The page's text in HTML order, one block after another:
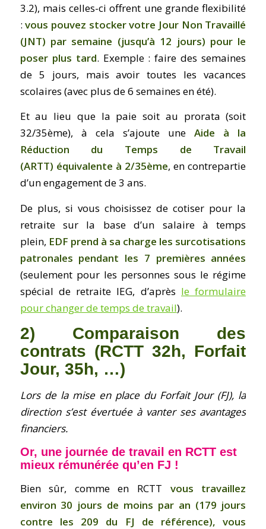
3.2), mais celles-ci offrent une grande flexibilité
:vous pouvez stocker votre Jour Non Travaillé
(JNT) par semaine (jusqu’à 12 jours) pour le
poser plus tard. Exemple : faire des semaines
de 5 jours, mais avoir toutes les vacances
scolaires (avec plus de 6 semaines en été).
Et au lieu que la paie soit au prorata (soit
32/35ème), à cela s’ajoute une Aide à la
Réduction du Temps de Travail
(ARTT) équivalente à 2/35ème, en contrepartie
d’un engagement de 3 ans.
De plus, si vous choisissez de cotiser pour la
retraite sur la base d’un salaire à temps
plein, EDF prend à sa charge les surcotisations
patronales pendant les 7 premières années
(seulement pour les personnes sous le régime
spécial de retraite IEG, d’après le formulaire
pour changer de temps de travail).
2) Comparaison des
contrats (RCTT 32h, Forfait
Jour, 35h, …)
Lors de la mise en place du Forfait Jour (FJ), la
direction s’est évertuée à vanter ses avantages
financiers.
Or, une journée de travail en RCTT est
mieux rémunérée qu’en FJ !
Bien sûr, comme en RCTT vous travaillez
environ 30 jours de moins par an (179 jours
contre les 209 du FJ de référence), vous